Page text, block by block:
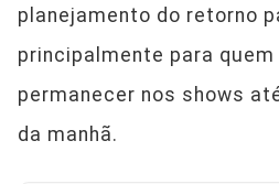
planejamento do retorno
principalmente para quem
permanecer nos shows
da manhã.